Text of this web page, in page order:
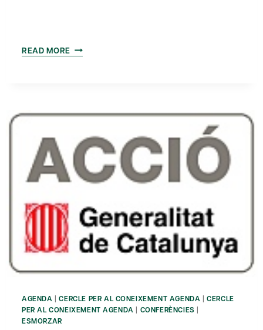
READ MORE ACTE
DEL
BREAKFAST
AGENDA |CERCLE PER AL CONEIXEMENT AGENDA |CERCLE
PER AL CONEIXEMENT AGENDA | CONFERÈNCIES |
ESMORZAR